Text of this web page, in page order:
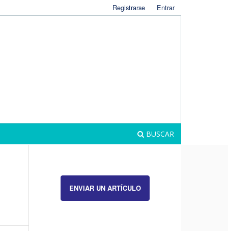
BUSCAR
Registrarse Entrar
ENVIAR UN ARTÍCULO